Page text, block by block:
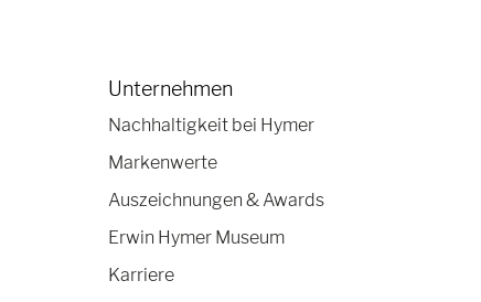
Unternehmen
Nachhaltigkeit bei Hymer
Markenwerte
Auszeichnungen & Awards
Erwin Hymer Museum
Karriere